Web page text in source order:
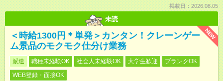
掲載日：2026.08.05
未読
NEW
＜時給1300円＊単発＞カンタン！クレーンゲー
ム景品のモクモク仕分け業務
派遣 職種未経験OK 社会人未経験OK 大学生歓迎
ブランクOK
WEB登録・面接OK